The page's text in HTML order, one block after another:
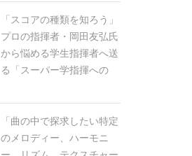
「スコアの種類を知ろう」
プロの指揮者・岡田友弘氏
から悩める学生指揮者へ送
る「スーパー学指揮への
「曲の中で探求したい特定
のメロディー、ハーモニ